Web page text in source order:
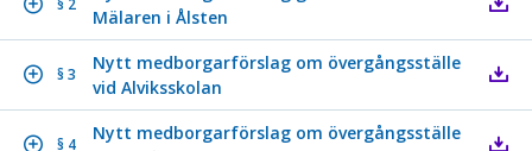
Mälaren i Ålsten
§ 3
Nytt medborgarförslag om övergångsställe
vid Alviksskolan
§ 4
Nytt medborgarförslag om övergångsställe